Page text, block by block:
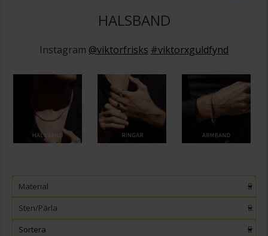
HALSBAND
Instagram @viktorfrisks #viktorxguldfynd
Material
Sten/Pärla
Sortera